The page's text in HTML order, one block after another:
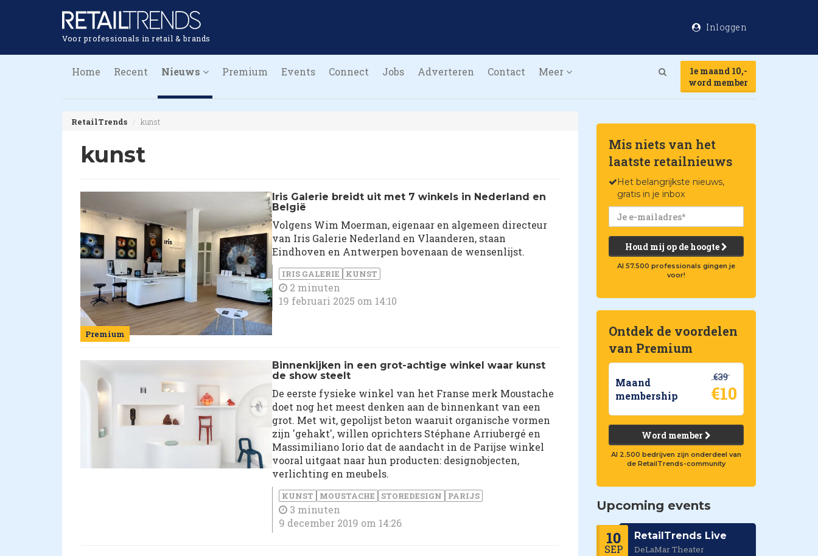
Voor professionals in retail & brands
Inloggen
Home Recent Nieuws Premium Events Connect Jobs Adverteren Contact Meer
1e maand 10,-
word member
RetailTrends kunst
kunst
Premium
Iris Galerie breidt uit met 7 winkels in Nederland en
België
Volgens Wim Moerman, eigenaar en algemeen directeur
van Iris Galerie Nederland en Vlaanderen, staan
Eindhoven en Antwerpen bovenaan de wensenlijst.
IRIS GALERIE KUNST
2 minuten
19 februari 2025 om 14:10
Binnenkijken in een grot-achtige winkel waar kunst
de show steelt
De eerste fysieke winkel van het Franse merk Moustache
doet nog het meest denken aan de binnenkant van een
grot. Met wit, gepolijst beton waaruit organische vormen
zijn 'gehakt', willen oprichters Stéphane Arriubergé en
Massimiliano Iorio dat de aandacht in de Parijse winkel
vooral uitgaat naar hun producten: designobjecten,
verlichting en meubels.
KUNST MOUSTACHE STOREDESIGN PARIJS
3 minuten
9 december 2019 om 14:26
Mis niets van het
laatste retailnieuws
Het belangrijkste nieuws,
gratis in je inbox
Houd mij op de hoogte
Al 57.500 professionals gingen je
voor!
Ontdek de voordelen
van Premium
Maand
membership
€39
€10
Word member
Al 2.500 bedrijven zijn onderdeel van
de RetailTrends-community
Upcoming events
10
SEP
RetailTrends Live
DeLaMar Theater